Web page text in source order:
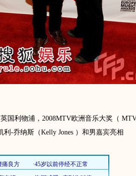
利物浦，2008MTV欧洲音乐大奖（ MTV
利-乔纳斯（Kelly Jones ）和男嘉宾亮相